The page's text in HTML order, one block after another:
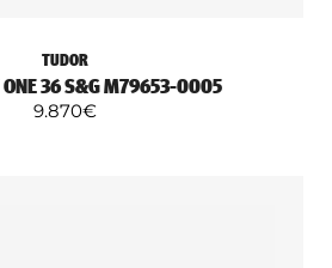
TUDOR
ONE 36 S&G M79653-0005
9.870€